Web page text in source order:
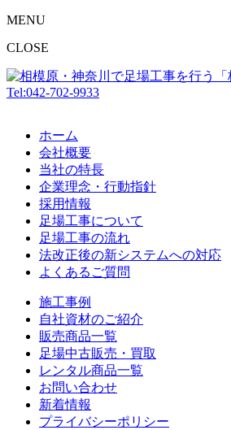
MENU
CLOSE
Tel:042-702-9933
ホーム
会社概要
当社の特長
企業理念・行動指針
採用情報
足場工事について
足場工事の流れ
法改正後の新システムへの対応
よくあるご質問
施工事例
自社資材のご紹介
販売商品一覧
足場中古販売・買取
レンタル商品一覧
お問い合わせ
新着情報
プライバシーポリシー